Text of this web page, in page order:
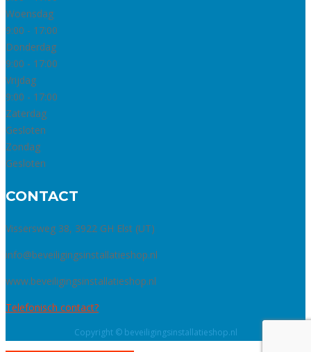
Woensdag
9:00 - 17:00
Donderdag
9:00 - 17:00
Vrijdag
9:00 - 17:00
Zaterdag
Gesloten
Zondag
Gesloten
CONTACT
Vissersweg 38, 3922 GH Elst (UT)
info@beveiligingsinstallatieshop.nl
www.beveiligingsinstallatieshop.nl
Telefonisch contact?
Copyright © beveiligingsinstallatieshop.nl